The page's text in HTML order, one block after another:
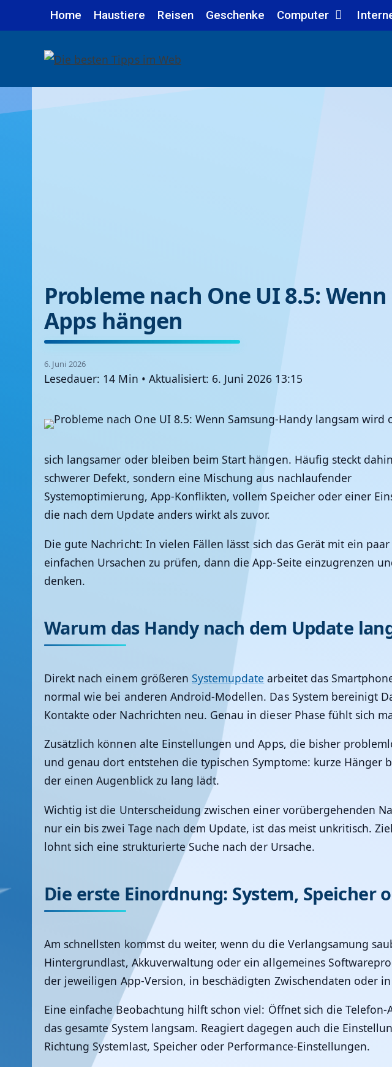
Inhalt
Home Haustiere Reisen Geschenke Computer
Probleme nach One UI 8.5:
Apps hängen
6. Juni 2026
Lesedauer: 14 Min • Aktualisiert: 6. Juni 2026 13:15
sich langsamer oder bleiben beim Start hängen. Häufig steckt
schwerer Defekt, sondern eine Mischung aus nachlaufender
Systemoptimierung, App-Konflikten, vollem Speicher oder einer
die nach dem Update anders wirkt als zuvor.
Die gute Nachricht: In vielen Fällen lässt sich das Gerät mit ein
einfachen Ursachen zu prüfen, dann die App-Seite einzugrenzen
denken.
Warum das Handy nach dem Update
Direkt nach einem größeren Systemupdate arbeitet das
normal wie bei anderen Android-Modellen. Das System bereinigt
Kontakte oder Nachrichten neu. Genau in dieser Phase fühlt sich
Zusätzlich können alte Einstellungen und Apps, die bisher
und genau dort entstehen die typischen Symptome: kurze
der einen Augenblick zu lang lädt.
Wichtig ist die Unterscheidung zwischen einer vorübergehenden
nur ein bis zwei Tage nach dem Update, ist das meist unkritisch.
lohnt sich eine strukturierte Suche nach der Ursache.
Die erste Einordnung: System, Speicher
Am schnellsten kommst du weiter, wenn du die Verlangsamung
Hintergrundlast, Akkuverwaltung oder ein allgemeines
der jeweiligen App-Version, in beschädigten Zwischendaten oder
Eine einfache Beobachtung hilft schon viel: Öffnet sich die
das gesamte System langsam. Reagiert dagegen auch die
Richtung Systemlast, Speicher oder Performance-Einstellungen.